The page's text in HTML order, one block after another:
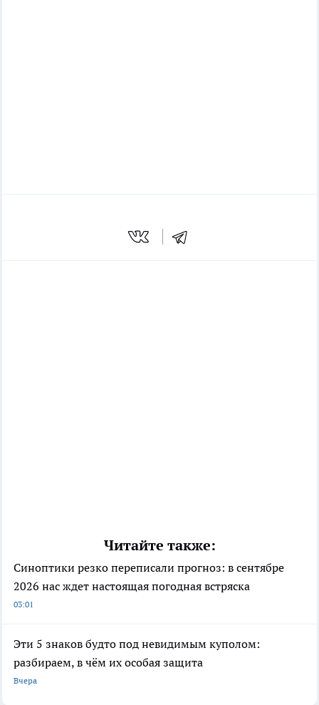
Читайте также:
Синоптики резко переписали прогноз: в сентябре
2026 нас ждет настоящая погодная встряска
03:01
Эти 5 знаков будто под невидимым куполом:
разбираем, в чём их особая защита
Вчера